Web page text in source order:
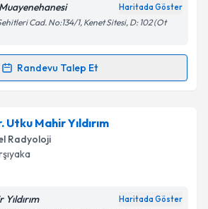
işlenmesini kabul ediyorum.
Talebini Gönder
Haritada Göster
Cad. No:134/1, Kenet Sitesi, D: 102 (Ot
Randevu Talep Et
Talebi
için randevu takvimi talebi
bu uzmandan randevu almanız için bir
e-posta ile bilgilendireceğiz.
Utku Mahir Yıldırım
Radyoloji
Haritada Göster